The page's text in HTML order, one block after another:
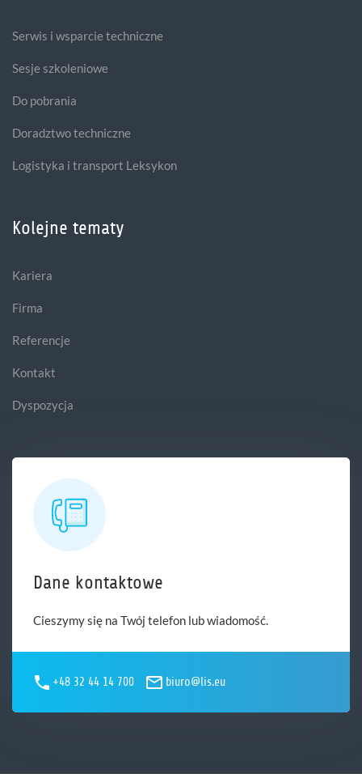
Serwis i wsparcie techniczne
Sesje szkoleniowe
Do pobrania
Doradztwo techniczne
Logistyka i transport Leksykon
Kolejne tematy
Kariera
Firma
Referencje
Kontakt
Dyspozycja
Dane kontaktowe
Cieszymy się na Twój telefon lub wiadomość.
+48 32 44 14 700 biuro@lis.eu